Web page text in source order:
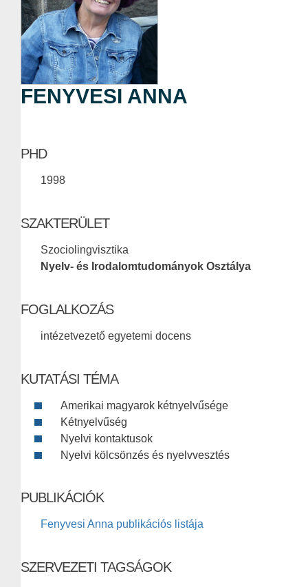
FENYVESI ANNA
PHD
1998
SZAKTERÜLET
Szociolingvisztika
Nyelv- és Irodalomtudományok Osztálya
FOGLALKOZÁS
intézetvezető egyetemi docens
KUTATÁSI TÉMA
Amerikai magyarok kétnyelvűsége
Kétnyelvűség
Nyelvi kontaktusok
Nyelvi kölcsönzés és nyelvvesztés
PUBLIKÁCIÓK
Fenyvesi Anna publikációs listája
SZERVEZETI TAGSÁGOK